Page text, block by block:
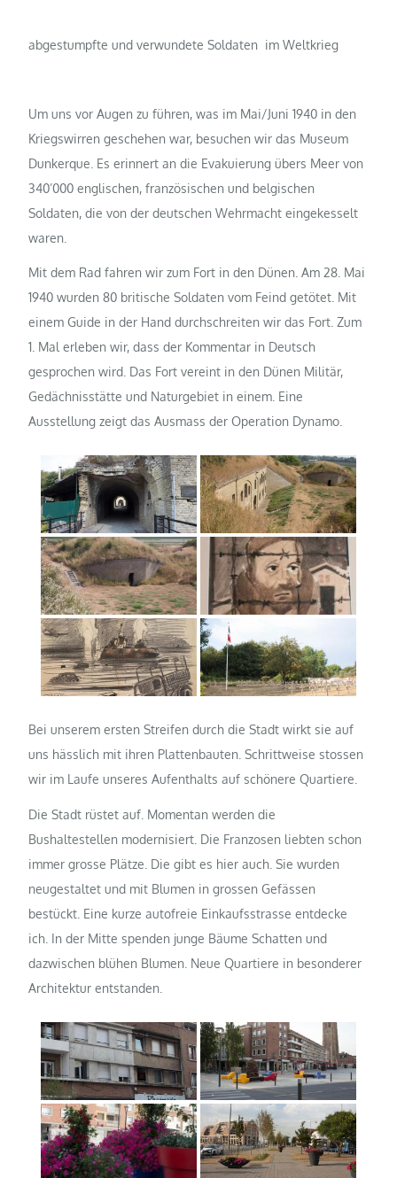
abgestumpfte und verwundete Soldaten im Weltkrieg
Um uns vor Augen zu führen, was im Mai/Juni 1940 in den
Kriegswirren geschehen war, besuchen wir das Museum
Dunkerque. Es erinnert an die Evakuierung übers Meer von
340’000 englischen, französischen und belgischen
Soldaten, die von der deutschen Wehrmacht eingekesselt
waren.
Mit dem Rad fahren wir zum Fort in den Dünen. Am 28. Mai
1940 wurden 80 britische Soldaten vom Feind getötet. Mit
einem Guide in der Hand durchschreiten wir das Fort. Zum
1. Mal erleben wir, dass der Kommentar in Deutsch
gesprochen wird. Das Fort vereint in den Dünen Militär,
Gedächnisstätte und Naturgebiet in einem. Eine
Ausstellung zeigt das Ausmass der Operation Dynamo.
Bei unserem ersten Streifen durch die Stadt wirkt sie auf
uns hässlich mit ihren Plattenbauten. Schrittweise stossen
wir im Laufe unseres Aufenthalts auf schönere Quartiere.
Die Stadt rüstet auf. Momentan werden die
Bushaltestellen modernisiert. Die Franzosen liebten schon
immer grosse Plätze. Die gibt es hier auch. Sie wurden
neugestaltet und mit Blumen in grossen Gefässen
bestückt. Eine kurze autofreie Einkaufsstrasse entdecke
ich. In der Mitte spenden junge Bäume Schatten und
dazwischen blühen Blumen. Neue Quartiere in besonderer
Architektur entstanden.